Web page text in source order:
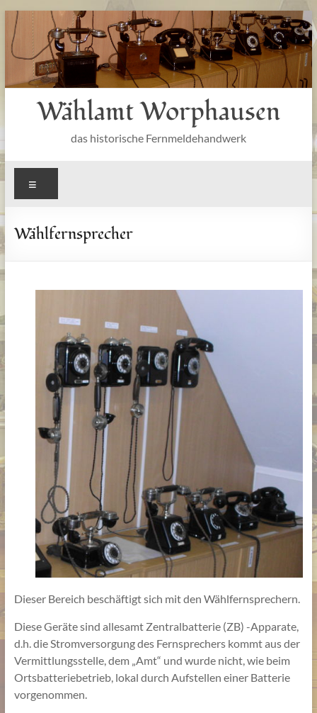
Zum
Inhalt
springen
Wählamt Worphausen
das historische Fernmeldehandwerk
Wählfernsprecher
Dieser Bereich beschäftigt sich mit den Wählfernsprechern.
Diese Geräte sind allesamt Zentralbatterie (ZB) -Apparate,
d.h. die Stromversorgung des Fernsprechers kommt aus der
Vermittlungsstelle, dem „Amt“ und wurde nicht, wie beim
Ortsbatteriebetrieb, lokal durch Aufstellen einer Batterie
vorgenommen.